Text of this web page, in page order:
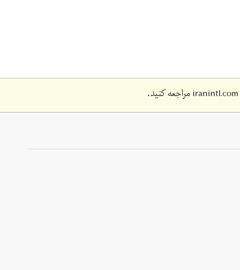
iranintl.comمراجعه کنید.